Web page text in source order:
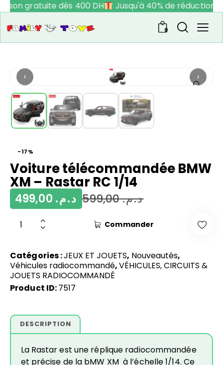
gratuite dès 400 DH Jusqu'à 40% de réduction
0
‹ ›
-17%
Voiture télécommandée BMW
XM – Rastar RC 1/14
د.م.599,00 د.م.
Commander
Catégories :JEUX ET JOUETS, Nouveautés,
Véhicules radiocommandé,VÉHICULES, CIRCUITS &
JOUETS RADIOCOMMANDÉ
Product ID:7517
DESCRIPTION
La Rastar est une réplique radiocommandée
et précise de la bMW XM à l’échelle 1/14. Ce